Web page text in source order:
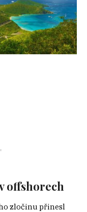
offshorech
zločinu přinesl